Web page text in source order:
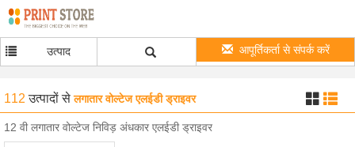
उत्पाद आपूर्तिकर्ता से संपर्क करें
112 उत्पादों से लगातार वोल्टेज एलईडी ड्राइवर
12 वी लगातार वोल्टेज निविड़ अंधकार एलईडी ड्राइवर